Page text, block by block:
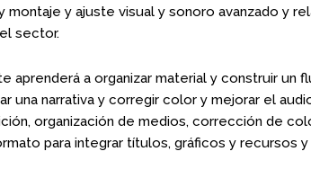
y ajuste visual y sonoro avanzado y
sector.
aprenderá a organizar material y construir un
una narrativa y corregir color y mejorar el
organización de medios, corrección de
para integrar títulos, gráficos y recursos y